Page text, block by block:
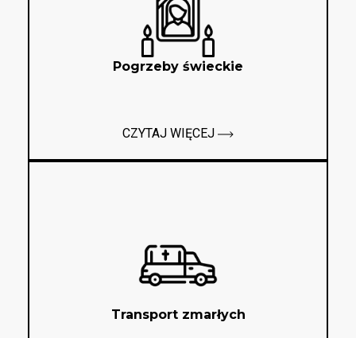
Pogrzeby świeckie
CZYTAJ WIĘCEJ
Transport zmarłych